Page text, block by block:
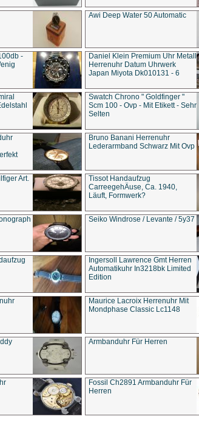
Awi Deep Water 50 Automatic
-
Daniel Klein Premium Uhr Metall
Herrenuhr Datum Uhrwerk
Japan Miyota Dk010131 - 6
Swatch Chrono " Goldfinger "
Scm 100 - Ovp - Mit Etikett - Sehr
Selten
Bruno Banani Herrenuhr
Lederarmband Schwarz Mit Ovp
Art.
Tissot Handaufzug
CarreegehÄuse, Ca. 1940,
Läuft, Formwerk?
Seiko Windrose / Levante / 5y37
Ingersoll Lawrence Gmt Herren
Automatikuhr In3218bk Limited
Edition
Maurice Lacroix Herrenuhr Mit
Mondphase Classic Lc1148
Armbanduhr Für Herren
Fossil Ch2891 Armbanduhr Für
Herren